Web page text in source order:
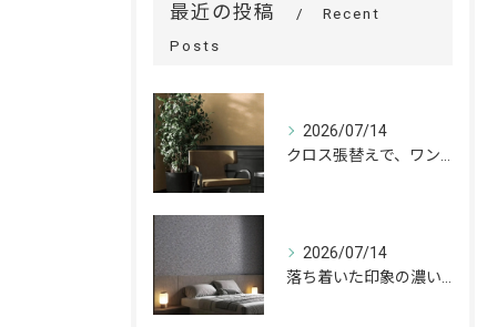
最近の投稿
Recent
Posts
2026/07/14
クロス張替えで、ワンランク上の空間へ。
2026/07/14
落ち着いた印象の濃いグレーが、お部屋をワンランク上の空間へ。